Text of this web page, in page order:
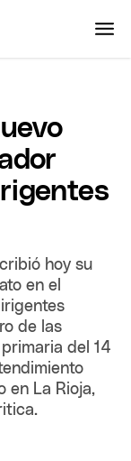
hoy su
en el
de las
del 14
en La Rioja,